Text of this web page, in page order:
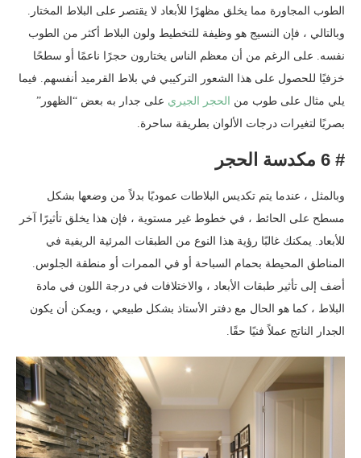
الطوب المجاورة مما يخلق مظهرًا للأبعاد لا يقتصر على البلاط المختار.
وبالتالي ، فإن النسيج هو وظيفة للتخطيط ولون البلاط أكثر من الطوب
نفسه. على الرغم من أن معظم الناس يختارون حجرًا ناعمًا أو سطحًا
خزفيًا للحصول على هذا الشعور التركيبي في بلاط القرميد أنفسهم. فيما
يلي مثال على طوب من الحجر الجيري على جدار به بعض “الظهور”
بصريًا لتغيرات درجات الألوان بطريقة ساحرة.
# 6 مكدسة الحجر
وبالمثل ، عندما يتم تكديس البلاطات عموديًا بدلاً من وضعها بشكل
مسطح على الحائط ، في خطوط غير مستوية ، فإن هذا يخلق تأثيرًا آخر
للأبعاد. يمكنك غالبًا رؤية هذا النوع من الطبقات المرئية الريفية في
المناطق المحيطة بحمام السباحة أو في الممرات أو منطقة الجلوس.
أضف إلى تأثير طبقات الأبعاد ، والاختلافات في درجة اللون في مادة
البلاط ، كما هو الحال مع دفتر الأستاذ بشكل طبيعي ، ويمكن أن يكون
الجدار الناتج عملاً فنيًا حقًا.